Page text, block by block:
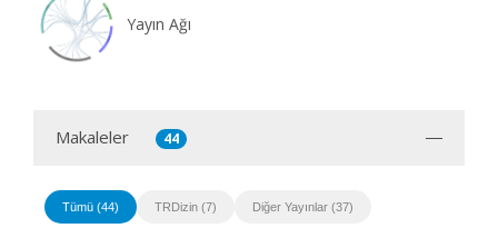
Yayın Ağı
Makaleler 44
Tümü (44) TRDizin (7) Diğer Yayınlar (37)